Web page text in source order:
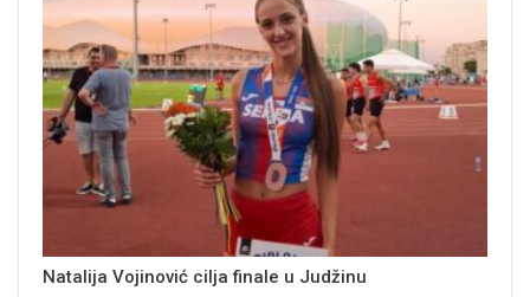
Natalija Vojinović cilja finale u Judžinu